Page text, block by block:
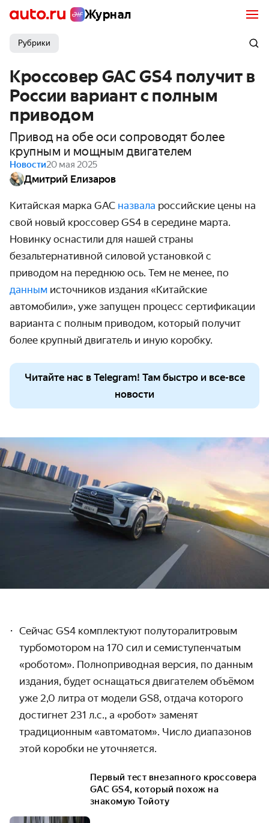
Журнал
Рубрики
Кроссовер GAC GS4 получит в
России вариант с полным
приводом
Привод на обе оси сопроводят более
крупным и мощным двигателем
Новости20 мая 2025
Дмитрий Елизаров
Китайская марка GAC назвала российские цены на
свой новый кроссовер GS4 в середине марта.
Новинку оснастили для нашей страны
безальтернативной силовой установкой с
приводом на переднюю ось. Тем не менее, по
данным источников издания «Китайские
автомобили», уже запущен процесс сертификации
варианта с полным приводом, который получит
более крупный двигатель и иную коробку.
Читайте нас в Telegram! Там быстро и все-все
новости
Сейчас GS4 комплектуют полуторалитровым
турбомотором на 170 сил и семиступенчатым
«роботом». Полноприводная версия, по данным
издания, будет оснащаться двигателем объёмом
уже 2,0 литра от модели GS8, отдача которого
достигнет 231 л.с., а «робот» заменят
традиционным «автоматом». Число диапазонов
этой коробки не уточняется.
Первый тест внезапного кроссовера
GAC GS4, который похож на
знакомую Тойоту